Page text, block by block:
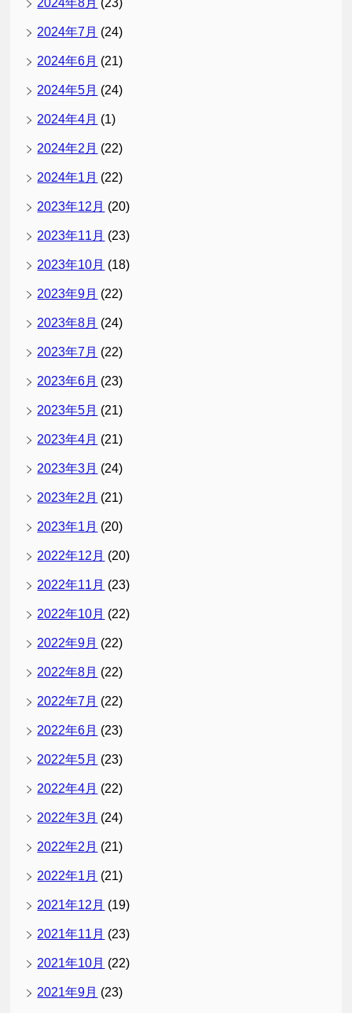
2024年7月 (24)
2024年6月 (21)
2024年5月 (24)
2024年4月 (1)
2024年2月 (22)
2024年1月 (22)
2023年12月 (20)
2023年11月 (23)
2023年10月 (18)
2023年9月 (22)
2023年8月 (24)
2023年7月 (22)
2023年6月 (23)
2023年5月 (21)
2023年4月 (21)
2023年3月 (24)
2023年2月 (21)
2023年1月 (20)
2022年12月 (20)
2022年11月 (23)
2022年10月 (22)
2022年9月 (22)
2022年8月 (22)
2022年7月 (22)
2022年6月 (23)
2022年5月 (23)
2022年4月 (22)
2022年3月 (24)
2022年2月 (21)
2022年1月 (21)
2021年12月 (19)
2021年11月 (23)
2021年10月 (22)
2021年9月 (23)